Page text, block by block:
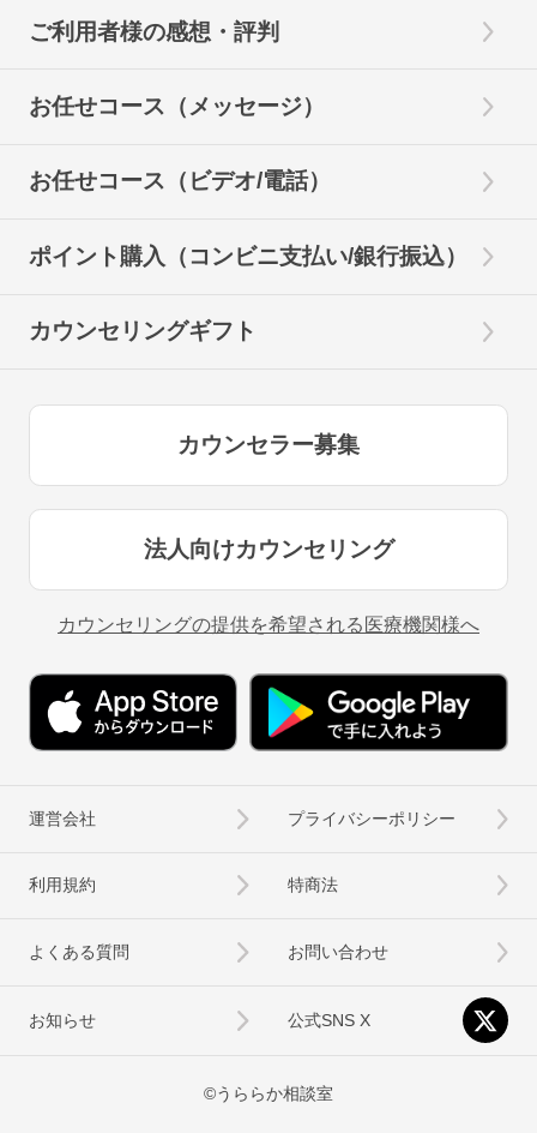
ご利用者様の感想・評判
お任せコース（メッセージ）
お任せコース（ビデオ/電話）
ポイント購入（コンビニ支払い/銀行振込）
カウンセリングギフト
カウンセラー募集
法人向けカウンセリング
カウンセリングの提供を希望される医療機関様へ
運営会社 プライバシーポリシー
利用規約 特商法
よくある質問 お問い合わせ
お知らせ 公式SNS X
©うららか相談室